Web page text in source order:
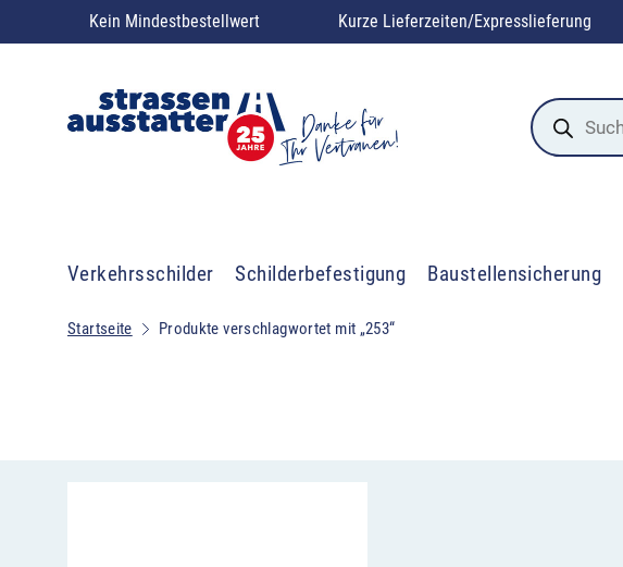
Kein Mindestbestellwert Kurze Lieferzeiten/Expresslieferung
Products
search
Verkehrsschilder Schilderbefestigung Baustellensicherung
Startseite Produkte verschlagwortet mit „253“